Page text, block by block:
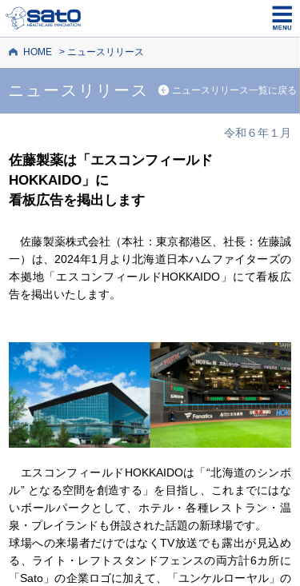
HOME ニュースリリース
ニュースリリース ニュースリリース一覧に戻る
令和６年１月
佐藤製薬は「エスコンフィールド
HOKKAIDO」に
看板広告を掲出します
佐藤製薬株式会社（本社：東京都港区、社長：佐藤誠
一）は、2024年1月より北海道日本ハムファイターズの
本拠地「エスコンフィールドHOKKAIDO」にて看板広
告を掲出いたします。
エスコンフィールドHOKKAIDOは「“北海道のシンボ
ル” となる空間を創造する」を目指し、これまでにはな
いボールパークとして、ホテル・各種レストラン・温
泉・プレイランドも併設された話題の新球場です。
球場への来場者だけではなくTV放送でも露出が見込め
る、ライト・レフトスタンドフェンスの両方計6カ所に
「Sato」の企業ロゴに加えて、「ユンケルローヤル」の